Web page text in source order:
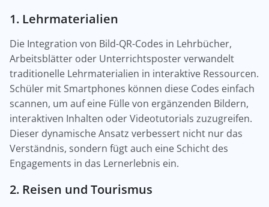
1. Lehrmaterialien
Die Integration von Bild-QR-Codes in Lehrbücher,
Arbeitsblätter oder Unterrichtsposter verwandelt
traditionelle Lehrmaterialien in interaktive Ressourcen.
Schüler mit Smartphones können diese Codes einfach
scannen, um auf eine Fülle von ergänzenden Bildern,
interaktiven Inhalten oder Videotutorials zuzugreifen.
Dieser dynamische Ansatz verbessert nicht nur das
Verständnis, sondern fügt auch eine Schicht des
Engagements in das Lernerlebnis ein.
2. Reisen und Tourismus